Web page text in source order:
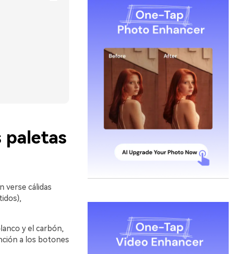
paletas
verse cálidas
y el carbón,
a los botones